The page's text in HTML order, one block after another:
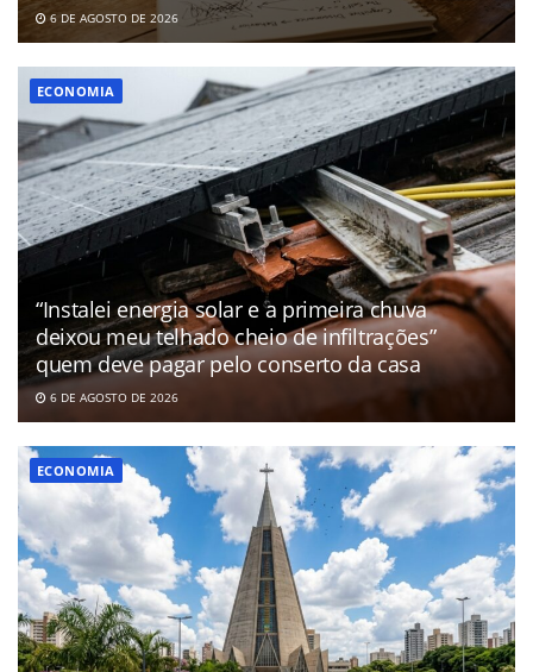
6 DE AGOSTO DE 2026
ECONOMIA
“Instalei energia solar e a primeira chuva
deixou meu telhado cheio de infiltrações”
quem deve pagar pelo conserto da casa
6 DE AGOSTO DE 2026
ECONOMIA